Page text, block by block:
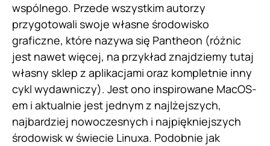
wspólnego. Przede wszystkim autorzy
przygotowali swoje własne środowisko
graficzne, które nazywa się Pantheon (różnic
jest nawet więcej, na przykład znajdziemy tutaj
własny sklep z aplikacjami oraz kompletnie inny
cykl wydawniczy). Jest ono inspirowane MacOS-
em i aktualnie jest jednym z najlżejszych,
najbardziej nowoczesnych i najpiękniejszych
środowisk w świecie Linuxa. Podobnie jak